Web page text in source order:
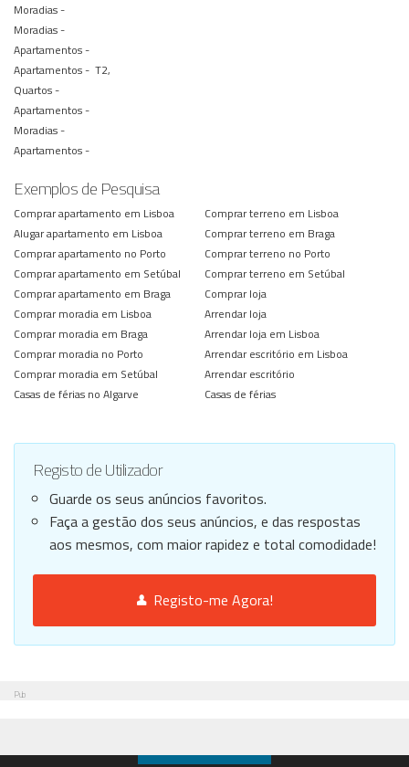
Moradias -
Moradias -
Apartamentos -
Apartamentos - T2,
Quartos -
Apartamentos -
Moradias -
Apartamentos -
Exemplos de Pesquisa
Comprar apartamento em Lisboa
Alugar apartamento em Lisboa
Comprar apartamento no Porto
Comprar apartamento em Setúbal
Comprar apartamento em Braga
Comprar moradia em Lisboa
Comprar moradia em Braga
Comprar moradia no Porto
Comprar moradia em Setúbal
Casas de férias no Algarve
Comprar terreno em Lisboa
Comprar terreno em Braga
Comprar terreno no Porto
Comprar terreno em Setúbal
Comprar loja
Arrendar loja
Arrendar loja em Lisboa
Arrendar escritório em Lisboa
Arrendar escritório
Casas de férias
Registo de Utilizador
Guarde os seus anúncios favoritos.
Faça a gestão dos seus anúncios, e das respostas
aos mesmos, com maior rapidez e total comodidade!
Registo-me Agora!
Pub